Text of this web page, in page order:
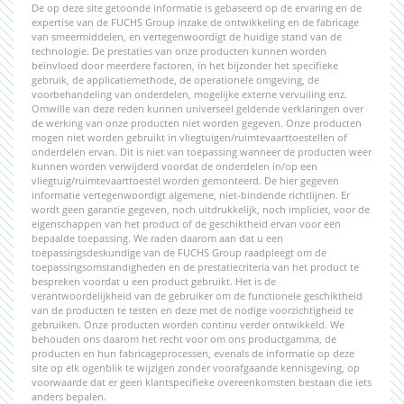
De op deze site getoonde informatie is gebaseerd op de ervaring en de
expertise van de FUCHS Group inzake de ontwikkeling en de fabricage
van smeermiddelen, en vertegenwoordigt de huidige stand van de
technologie. De prestaties van onze producten kunnen worden
beïnvloed door meerdere factoren, in het bijzonder het specifieke
gebruik, de applicatiemethode, de operationele omgeving, de
voorbehandeling van onderdelen, mogelijke externe vervuiling enz.
Omwille van deze reden kunnen universeel geldende verklaringen over
de werking van onze producten niet worden gegeven. Onze producten
mogen niet worden gebruikt in vliegtuigen/ruimtevaarttoestellen of
onderdelen ervan. Dit is niet van toepassing wanneer de producten weer
kunnen worden verwijderd voordat de onderdelen in/op een
vliegtuig/ruimtevaarttoestel worden gemonteerd. De hier gegeven
informatie vertegenwoordigt algemene, niet-bindende richtlijnen. Er
wordt geen garantie gegeven, noch uitdrukkelijk, noch impliciet, voor de
eigenschappen van het product of de geschiktheid ervan voor een
bepaalde toepassing. We raden daarom aan dat u een
toepassingsdeskundige van de FUCHS Group raadpleegt om de
toepassingsomstandigheden en de prestatiecriteria van het product te
bespreken voordat u een product gebruikt. Het is de
verantwoordelijkheid van de gebruiker om de functionele geschiktheid
van de producten te testen en deze met de nodige voorzichtigheid te
gebruiken. Onze producten worden continu verder ontwikkeld. We
behouden ons daarom het recht voor om ons productgamma, de
producten en hun fabricageprocessen, evenals de informatie op deze
site op elk ogenblik te wijzigen zonder voorafgaande kennisgeving, op
voorwaarde dat er geen klantspecifieke overeenkomsten bestaan die iets
anders bepalen.